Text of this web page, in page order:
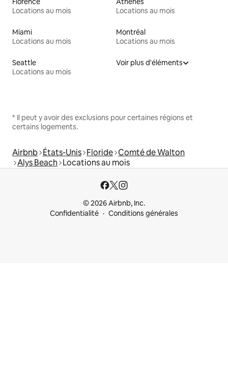
Locations au mois
Locations au mois
Miami
Locations au mois
Montréal
Locations au mois
Seattle
Locations au mois
Voir plus d'éléments
* Il peut y avoir des exclusions pour certaines régions et
certains logements.
Airbnb États-Unis Floride Comté de Walton
Alys Beach Locations au mois
© 2026 Airbnb, Inc.
Confidentialité
Conditions générales